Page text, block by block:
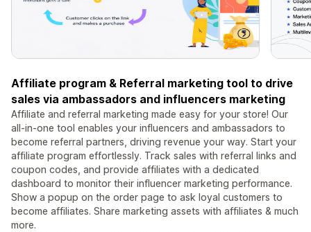
Affiliate program & Referral marketing tool to drive
sales via ambassadors and influencers marketing
Affiliate and referral marketing made easy for your store! Our
all-in-one tool enables your influencers and ambassadors to
become referral partners, driving revenue your way. Start your
affiliate program effortlessly. Track sales with referral links and
coupon codes, and provide affiliates with a dedicated
dashboard to monitor their influencer marketing performance.
Show a popup on the order page to ask loyal customers to
become affiliates. Share marketing assets with affiliates & much
more.